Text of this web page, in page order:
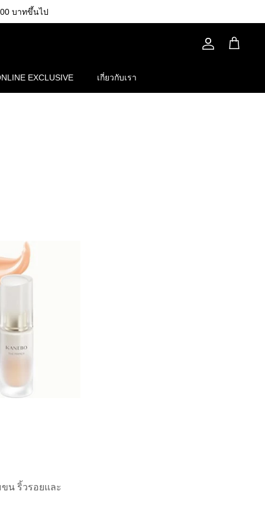
บาทขึ้นไป
รถ
EXCLUSIVE เกี่ยวกับเรา
น ริ้วรอยและ